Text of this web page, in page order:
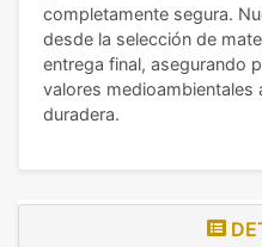
completamente segura.
desde la selección de
entrega final, asegurando
valores medioambientales
duradera.